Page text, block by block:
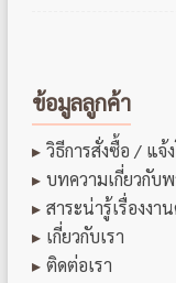
ข้อมูลลูกค้า
วิธีการสั่งซื้อ / แจ้
บทความเกี่ยวกับ
สาระน่ารู้เรื่องงา
เกี่ยวกับเรา
ติดต่อเรา